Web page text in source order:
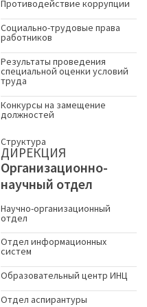
Противодействие коррупции
Социально-трудовые права
работников
Результаты проведения
специальной оценки условий
труда
Конкурсы на замещение
должностей
Структура
ДИРЕКЦИЯ
Организационно-
научный отдел
Научно-организационный
отдел
Отдел информационных
систем
Образовательный центр ИНЦ
Отдел аспирантуры